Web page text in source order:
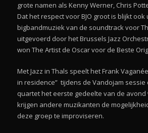
grote namen als Kenny Werner, Chris
Dat het respect voor BJO groot is blijkt
bigbandmuziek van de soundtrack voor
uitgevoerd door het Brussels Jazz
won The Artist de Oscar voor de Beste
Met Jazz in Thals speelt het Frank
in residence” tijdens de Vandojam sessie
quartet het eerste gedeelte van de avond
krijgen andere muzikanten de
deze groep te improviseren.